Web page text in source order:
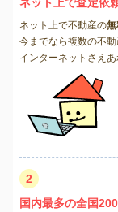
ネット上で不動産の
今までなら複数の不
インターネットさえ
2
国内最多の全国